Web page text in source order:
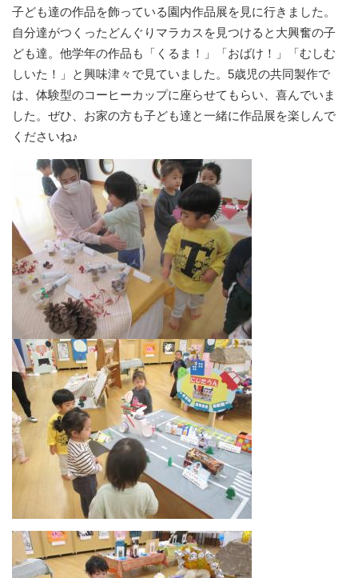
子ども達の作品を飾っている園内作品展を見に行きました。
自分達がつくったどんぐりマラカスを見つけると大興奮の子
ども達。他学年の作品も「くるま！」「おばけ！」「むしむ
しいた！」と興味津々で見ていました。5歳児の共同製作で
は、体験型のコーヒーカップに座らせてもらい、喜んでいま
した。ぜひ、お家の方も子ども達と一緒に作品展を楽しんで
くださいね♪